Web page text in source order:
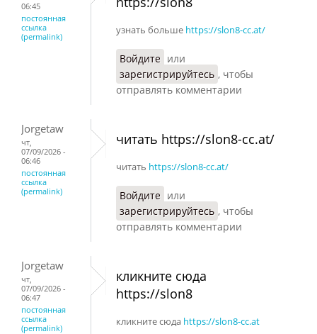
06:45
постоянная
ссылка
(permalink)
узнать больше https://slon8-cc.at/
Войдите или
зарегистрируйтесь , чтобы
отправлять комментарии
Jorgetaw
чт,
07/09/2026 -
06:46
постоянная
ссылка
(permalink)
читать https://slon8-cc.at/
читать https://slon8-cc.at/
Войдите или
зарегистрируйтесь , чтобы
отправлять комментарии
Jorgetaw
чт,
07/09/2026 -
06:47
постоянная
ссылка
(permalink)
кликните сюда
https://slon8
кликните сюда https://slon8-cc.at